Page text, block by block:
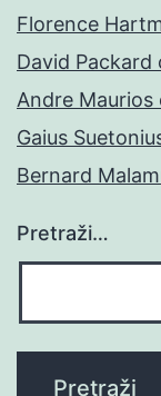
Florence
David Packard
Andre Maurios
Gaius
Bernard
Pretraži…